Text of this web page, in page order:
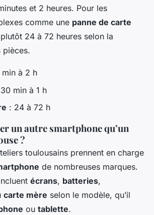
et 2 heures. Pour les
comme une panne de carte
24 à 72 heures selon la
pièces.
à 2 h
min à 1 h
: 24 à 72 h
un autre smartphone qu’un
?
toulousains prennent en charge
de nombreuses marques.
écrans, batteries,
carte mère selon le modèle, qu’il
ou tablette.